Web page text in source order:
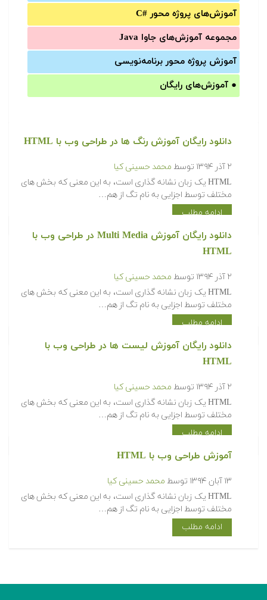
آموزش‌های پروژه محور #C
مجموعه آموزش‌های جاوا Java
آموزش‌ پروژه محور برنامه‌نویسی
● آموزش‌های رایگان
دانلود رایگان آموزش رنگ ها در طراحی وب با HTML
۲ آذر ۱۳۹۴ توسط محمد حسینی کیا
HTML یک زبان نشانه گذاری است، به این معنی که بخش های
مختلف توسط اجزایی به نام تگ از هم…
ادامه مطلب
دانلود رایگان آموزش Multi Media در طراحی وب با
HTML
۲ آذر ۱۳۹۴ توسط محمد حسینی کیا
HTML یک زبان نشانه گذاری است، به این معنی که بخش های
مختلف توسط اجزایی به نام تگ از هم…
ادامه مطلب
دانلود رایگان آموزش لیست ها در طراحی وب با
HTML
۲ آذر ۱۳۹۴ توسط محمد حسینی کیا
HTML یک زبان نشانه گذاری است، به این معنی که بخش های
مختلف توسط اجزایی به نام تگ از هم…
ادامه مطلب
آموزش طراحی وب با HTML
۱۳ آبان ۱۳۹۴ توسط محمد حسینی کیا
HTML یک زبان نشانه گذاری است، به این معنی که بخش های
مختلف توسط اجزایی به نام تگ از هم…
ادامه مطلب